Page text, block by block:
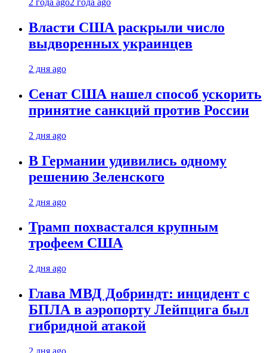
2 года ago2 года ago
Власти США раскрыли число
выдворенных украинцев
2 дня ago
Сенат США нашел способ ускорить
принятие санкций против России
2 дня ago
В Германии удивились одному
решению Зеленского
2 дня ago
Трамп похвастался крупным
трофеем США
2 дня ago
Глава МВД Добриндт: инцидент с
БПЛА в аэропорту Лейпцига был
гибридной атакой